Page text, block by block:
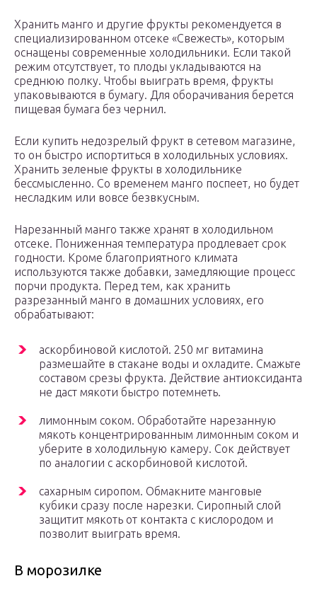
Хранить манго и другие фрукты рекомендуется в
специализированном отсеке «Свежесть», которым
оснащены современные холодильники. Если такой
режим отсутствует, то плоды укладываются на
среднюю полку. Чтобы выиграть время, фрукты
упаковываются в бумагу. Для оборачивания берется
пищевая бумага без чернил.
Если купить недозрелый фрукт в сетевом магазине,
то он быстро испортиться в холодильных условиях.
Хранить зеленые фрукты в холодильнике
бессмысленно. Со временем манго поспеет, но будет
несладким или вовсе безвкусным.
Нарезанный манго также хранят в холодильном
отсеке. Пониженная температура продлевает срок
годности. Кроме благоприятного климата
используются также добавки, замедляющие процесс
порчи продукта. Перед тем, как хранить
разрезанный манго в домашних условиях, его
обрабатывают:
аскорбиновой кислотой. 250 мг витамина
размешайте в стакане воды и охладите. Смажьте
составом срезы фрукта. Действие антиоксиданта
не даст мякоти быстро потемнеть.
лимонным соком. Обработайте нарезанную
мякоть концентрированным лимонным соком и
уберите в холодильную камеру. Сок действует
по аналогии с аскорбиновой кислотой.
сахарным сиропом. Обмакните манговые
кубики сразу после нарезки. Сиропный слой
защитит мякоть от контакта с кислородом и
позволит выиграть время.
В морозилке